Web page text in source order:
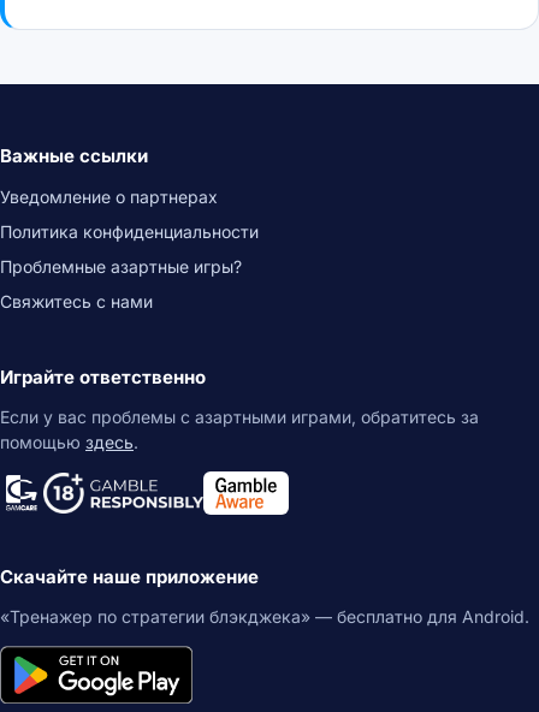
Важные ссылки
Уведомление о партнерах
Политика конфиденциальности
Проблемные азартные игры?
Свяжитесь с нами
Играйте ответственно
Если у вас проблемы с азартными играми, обратитесь за
помощью здесь.
Скачайте наше приложение
«Тренажер по стратегии блэкджека» — бесплатно для Android.